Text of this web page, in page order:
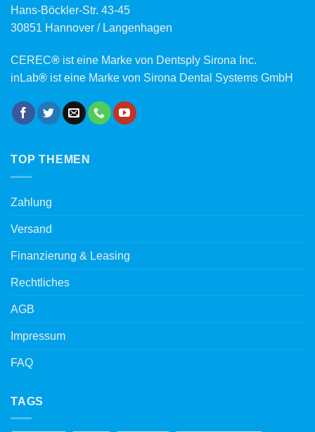
Hans-Böckler-Str. 43-45
30851 Hannover / Langenhagen
CEREC® ist eine Marke von Dentsply Sirona Inc.
inLab® ist eine Marke von Sirona Dental Systems GmbH
TOP THEMEN
Zahlung
Versand
Finanzierung & Leasing
Rechtliches
AGB
Impressum
FAQ
TAGS